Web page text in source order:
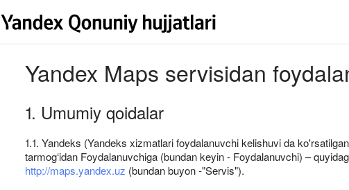
Yandex Maps servisidan
1. Umumiy qoidalar
1.1. Yandeks (Yandeks xizmatlari foydalanuvchi kelishuvi da
tarmog‘idan Foydalanuvchiga (bundan keyin - Foydalanuvchi) –
http://maps.yandex.uz (bundan buyon -"Servis").